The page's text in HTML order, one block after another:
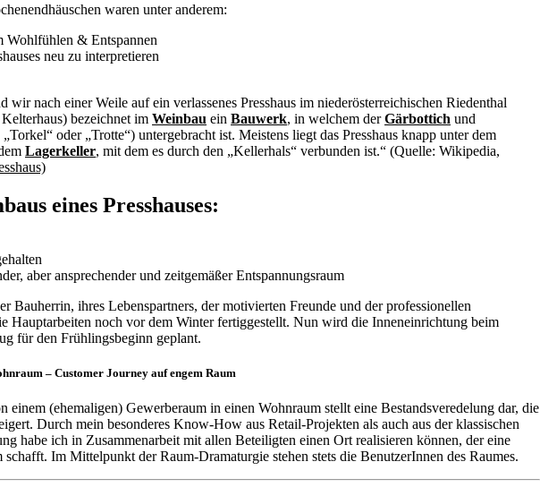
waren unter anderem:
Wohlfühlen & Entspannen
neu zu interpretieren
wir nach einer Weile auf ein verlassenes Presshaus im niederösterreichischen Riedenthal
bezeichnet im Weinbau ein Bauwerk, in welchem derGärbottich und
oder „Trotte“) untergebracht ist. Meistens liegt das Presshaus knapp unter dem
Lagerkeller, mit dem es durch den „Kellerhals“ verbunden ist.“ (Quelle: Wikipedia,
eines Presshauses:
aber ansprechender und zeitgemäßer Entspannungsraum
Bauherrin, ihres Lebenspartners, der motivierten Freunde und der professionellen
Hauptarbeiten noch vor dem Winter fertiggestellt. Nun wird die Inneneinrichtung beim
für den Frühlingsbeginn geplant.
– Customer Journey auf engem Raum
einem (ehemaligen) Gewerberaum in einen Wohnraum stellt eine Bestandsveredelung dar, die
Durch mein besonderes Know-How aus Retail-Projekten als auch aus der klassischen
habe ich in Zusammenarbeit mit allen Beteiligten einen Ort realisieren können, der eine
Im Mittelpunkt der Raum-Dramaturgie stehen stets die BenutzerInnen des Raumes.